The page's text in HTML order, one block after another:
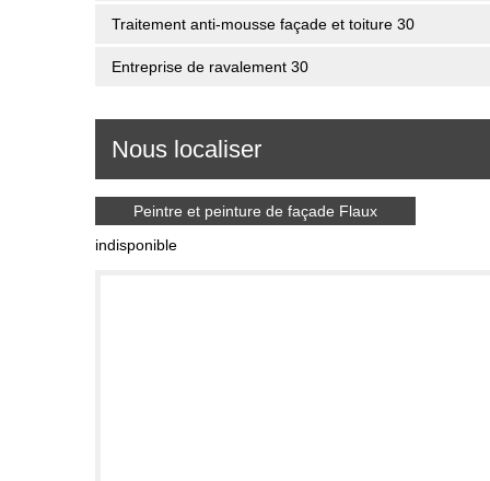
Traitement anti-mousse façade et toiture 30
Entreprise de ravalement 30
Nous localiser
Peintre et peinture de façade Flaux
indisponible